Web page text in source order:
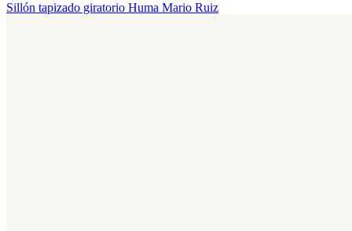
Sillón tapizado giratorio Huma Mario Ruiz